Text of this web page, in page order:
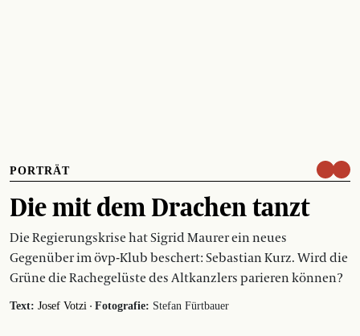
PORTRÄT
Die mit dem Drachen tanzt
Die Regierungskrise hat Sigrid Maurer ein neues
Gegenüber im övp-Klub beschert: Sebastian Kurz. Wird die
Grüne die Rachegelüste des Altkanzlers parieren können?
Text: Josef Votzi · Fotografie: Stefan Fürtbauer